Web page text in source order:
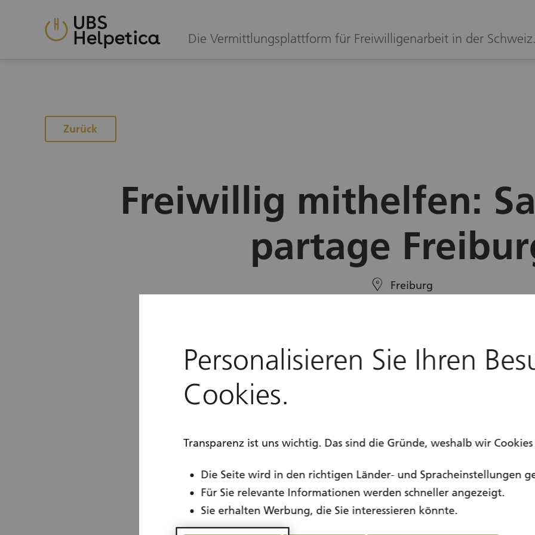
Die Vermittlungsplattform für Freiwilligenarbeit in der Schweiz.
Zurück
Freiwillig mithelfen:
partage
location
Freiburg
Personalisieren Sie Ihren
Cookies.
Transparenz ist uns wichtig. Das sind die Gründe, weshalb wir
Die Seite wird in den richtigen Länder- und Spracheinstellungen
Für Sie relevante Informationen werden schneller angezeigt.
Sie erhalten Werbung, die Sie interessieren könnte.